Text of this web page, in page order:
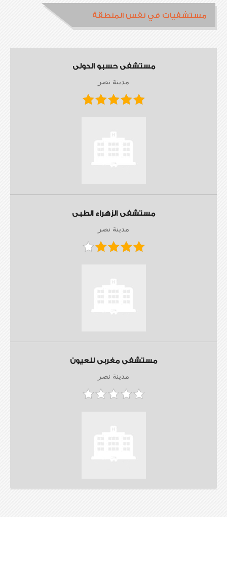
مستشفيات في نفس المنطقة
مستشفى حسبو الدولى
مدينة نصر
مستشفى الزهراء الطبى
مدينة نصر
مستشفى مغربى للعيون
مدينة نصر